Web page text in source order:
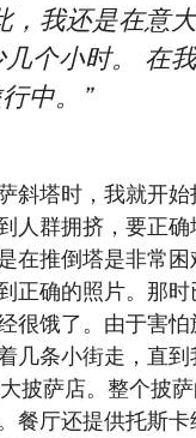
，我还是在意
个小时。 在
中。”
斜塔时，我就开
人群拥挤，要正
在推倒塔是非常
正确的照片。那
很饿了。由于害
几条小街走，直
披萨店。整个披
餐厅还提供托斯